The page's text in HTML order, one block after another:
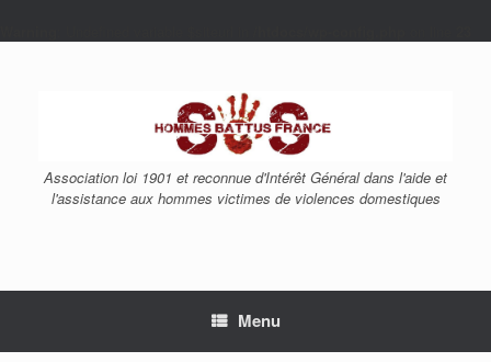
Association loi 1901 et reconnue d'Intérêt Général dans l'aide et
l'assistance aux hommes victimes de violences domestiques
Menu